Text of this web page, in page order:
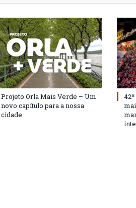
Projeto Orla Mais Verde – Um
novo capítulo para a nossa
cidade